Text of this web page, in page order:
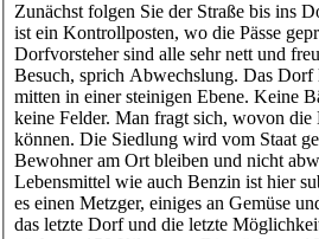
Zunächst folgen Sie der Straße bis ins
ist ein Kontrollposten, wo die Pässe
Dorfvorsteher sind alle sehr nett und
Besuch, sprich Abwechslung. Das
mitten in einer steinigen Ebene. Keine
keine Felder. Man fragt sich, wovon die
können. Die Siedlung wird vom Staat
Bewohner am Ort bleiben und nicht
Lebensmittel wie auch Benzin ist hier
es einen Metzger, einiges an Gemüse
das letzte Dorf und die letzte